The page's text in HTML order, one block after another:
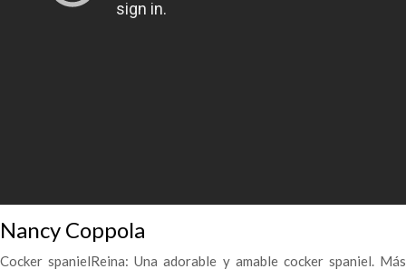
Nancy Coppola
Cocker spanielReina: Una adorable y amable cocker spaniel. Más